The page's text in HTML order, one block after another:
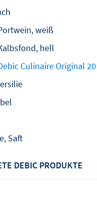
weiß
hell
Culinaire Original
Saft
DEBIC PRODUKTE